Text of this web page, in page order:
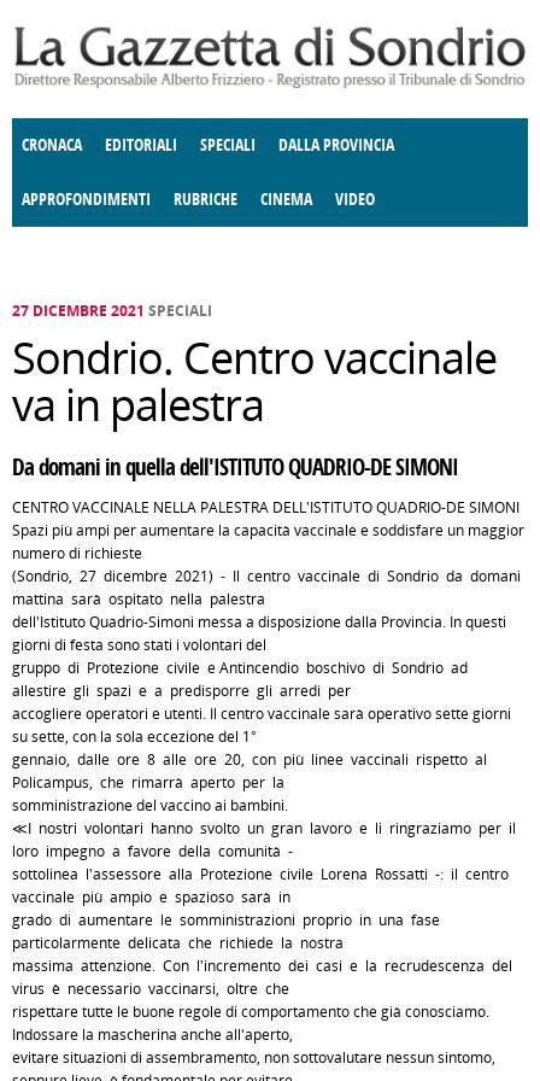
CRONACA EDITORIALI SPECIALI DALLA PROVINCIA
APPROFONDIMENTI
E SPETTACOLI POLITICA
RUBRICHE
DELLE IDEE FATTI DELLO SPIRITO
CINEMA VIDEO
27 DICEMBRE 2021 SPECIALI
Sondrio. Centro vaccinale
va in palestra
Da domani in quella dell'ISTITUTO QUADRIO-DE SIMONI
CENTRO VACCINALE NELLA PALESTRA DELL'ISTITUTO QUADRIO-DE SIMONI
Spazi più ampi per aumentare la capacità vaccinale e soddisfare un maggior
numero di richieste
(Sondrio, 27 dicembre 2021) - Il centro vaccinale di Sondrio da domani
mattina sarà ospitato nella palestra
dell'Istituto Quadrio-Simoni messa a disposizione dalla Provincia. In questi
giorni di festa sono stati i volontari del
gruppo di Protezione civile e Antincendio boschivo di Sondrio ad
allestire gli spazi e a predisporre gli arredi per
accogliere operatori e utenti. Il centro vaccinale sarà operativo sette giorni
su sette, con la sola eccezione del 1°
gennaio, dalle ore 8 alle ore 20, con più linee vaccinali rispetto al
Policampus, che rimarrà aperto per la
somministrazione del vaccino ai bambini.
≪I nostri volontari hanno svolto un gran lavoro e li ringraziamo per il
loro impegno a favore della comunità -
sottolinea l'assessore alla Protezione civile Lorena Rossatti -: il centro
vaccinale più ampio e spazioso sarà in
grado di aumentare le somministrazioni proprio in una fase
particolarmente delicata che richiede la nostra
massima attenzione. Con l'incremento dei casi e la recrudescenza del
virus è necessario vaccinarsi, oltre che
rispettare tutte le buone regole di comportamento che già conosciamo.
Indossare la mascherina anche all'aperto,
evitare situazioni di assembramento, non sottovalutare nessun sintomo,